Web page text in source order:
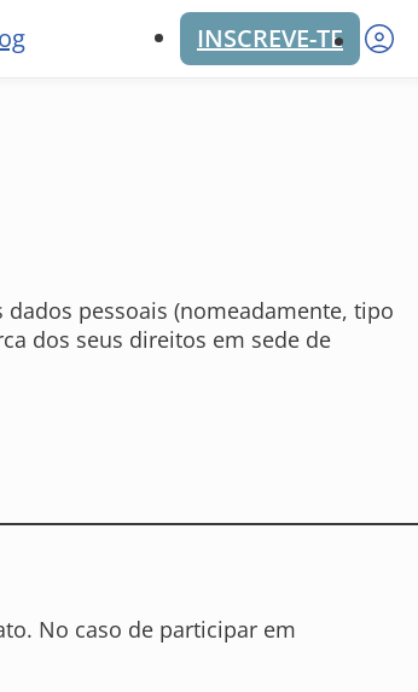
INSCREVE-TE
pessoais (nomeadamente, tipo
dos seus direitos em sede de
No caso de participar em